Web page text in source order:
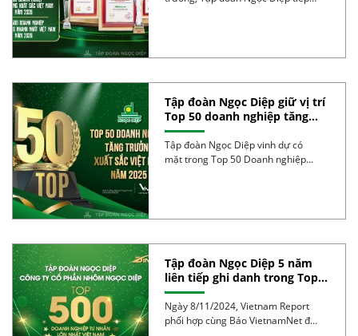
Tập đoàn Ngọc Diệp giữ vị trí
Top 50 doanh nghiệp tăng
trưởng xuất sắc nhất Việt
Nam 2025
Tập đoàn Ngọc Diệp vinh dự có
mặt trong Top 50 Doanh nghiệp
Tập đoàn Ngọc Diệp 5 năm
liên tiếp ghi danh trong Top
500 Doanh nghiệp lớn nhất
Việt Nam
Ngày 8/11/2024, Vietnam Report
phối hợp cùng Báo VietnamNet đã